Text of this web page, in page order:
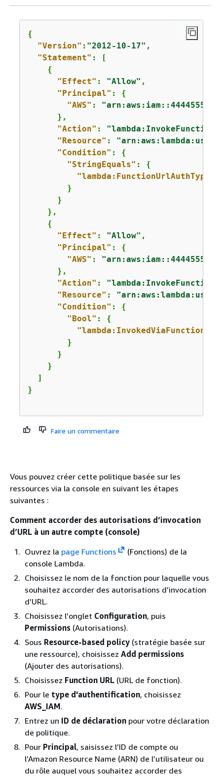
{
"Version" : "2012-10-17" ,
"Statement" : [
{
"Effect" : "Allow" ,
"Principal" : {
"AWS" :
      },
"Action" :
"Resource" : "arn:aws:lambda:us-
"Condition" : {
"StringEquals" : {
"lambda:FunctionUrlAuthType"
        }
      }
    },
{
"Effect" : "Allow" ,
"Principal" : {
"AWS" :
      },
"Action" : "lambda:InvokeFunction"
"Resource" : "arn:aws:lambda:us-
"Condition" : {
"Bool" : {
        }
      }
    }
  ]
Faire un commentaire
Vous pouvez créer cette politique basée sur les
ressources via la console en suivant les étapes
suivantes :
Comment accorder des autorisations d’invocation
d’URL à un autre compte (console)
Ouvrez la page Functions
(Fonctions) de la
console Lambda.
Choisissez le nom de la fonction pour laquelle vous
souhaitez accorder des autorisations d’invocation
d’URL.
Choisissez l’onglet Configuration, puis
Permissions (Autorisations).
Sous Resource-based policy (stratégie basée sur
une ressource), choisissez Add permissions
(Ajouter des autorisations).
Choisissez Function URL (URL de fonction).
Pour le type d'authentification, choisissez
AWS_IAM.
Entrez un ID de déclaration pour votre déclaration
de politique.
Pour Principal, saisissez l’ID de compte ou
l’Amazon Resource Name (ARN) de l’utilisateur ou
du rôle auquel vous souhaitez accorder des